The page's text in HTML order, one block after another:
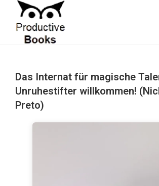
springen
Das Internat für magische
Unruhestifter willkommen!
Preto)